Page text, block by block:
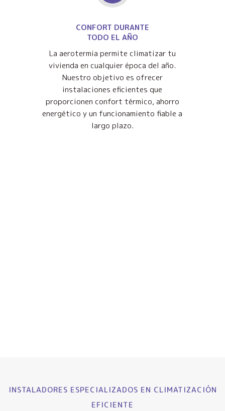
CONFORT DURANTE
TODO EL AÑO
La aerotermia permite climatizar tu
vivienda en cualquier época del año.
Nuestro objetivo es ofrecer
instalaciones eficientes que
proporcionen confort térmico, ahorro
energético y un funcionamiento fiable a
largo plazo.
INSTALADORES ESPECIALIZADOS EN CLIMATIZACIÓN
EFICIENTE